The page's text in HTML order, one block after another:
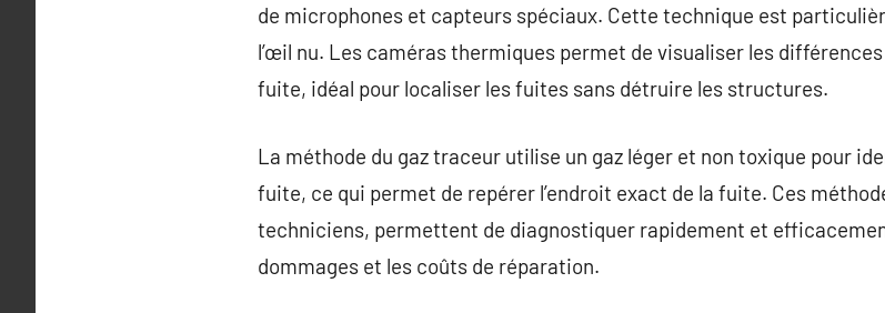
de microphones et capteurs spéciaux. Cette technique est
l’œil nu. Les caméras thermiques permet de visualiser les
fuite, idéal pour localiser les fuites sans détruire les structures.
La méthode du gaz traceur utilise un gaz léger et non toxique pour
fuite, ce qui permet de repérer l’endroit exact de la fuite. Ces
techniciens, permettent de diagnostiquer rapidement et
dommages et les coûts de réparation.